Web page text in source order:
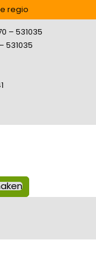
regio
– 531035
531035